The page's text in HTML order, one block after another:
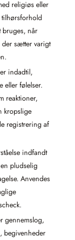
religiøs eller
bruges, når
der sætter varigt
indadtil,
eller følelser.
reaktioner,
kropslige
registrering af
indfandt
pludselig
Anvendes
gennemslog,
begivenheder